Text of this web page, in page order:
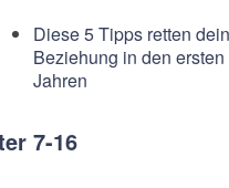
Diese 5 Tipps retten
Beziehung in den
Jahren
7-16